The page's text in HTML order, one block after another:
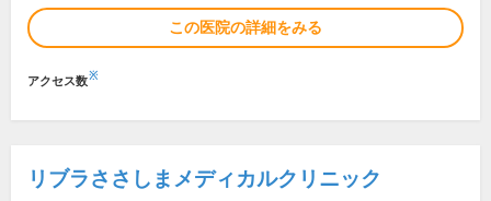
この医院の詳細をみる
アクセス数※
リブラささしまメディカルクリニック